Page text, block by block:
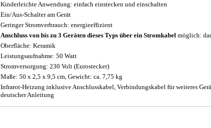
Kinderleichte Anwendung: einfach einstecken und einschalten
Ein/Aus-Schalter am Gerät
Geringer Stromverbrauch: energieeffizient
Anschluss von bis zu 3 Geräten dieses Typs über ein Stromkabel möglich:
Oberfläche: Keramik
Leistungsaufnahme: 50 Watt
Stromversorgung: 230 Volt (Eurostecker)
Maße: 50 x 2,5 x 9,5 cm, Gewicht: ca. 7,75 kg
Infrarot-Heizung inklusive Anschlusskabel, Verbindungskabel für weiteres
deutscher Anleitung